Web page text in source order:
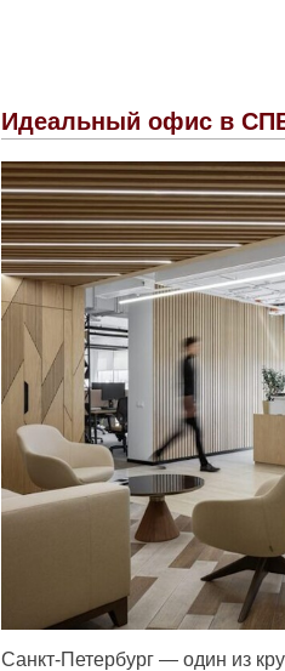
Идеальный офис в
Санкт-Петербург — один из